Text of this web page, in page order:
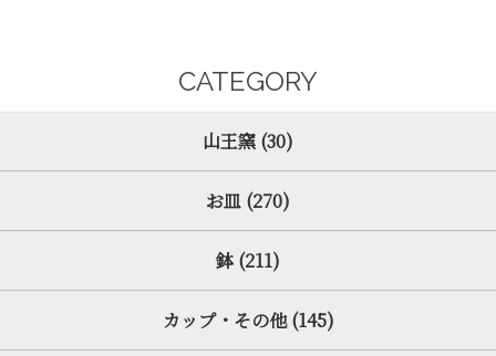
CATEGORY
山王窯 (30)
お皿 (270)
鉢 (211)
カップ・その他 (145)